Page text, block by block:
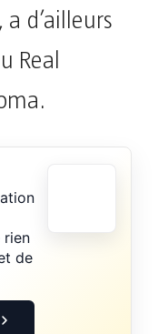
a d’ailleurs
Real
rien
de